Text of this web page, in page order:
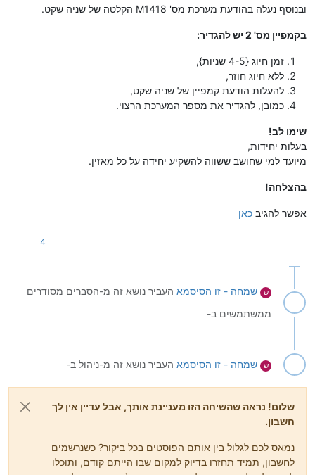
ובנוסף נעלה בהודעת מערכת מס' M1418 הקלטה של שניה שקט.
בקמפיין מס' 2 יש להגדיר:
זמן חיוג {4-5 שניות},
ללא חיוג חוזר,
להעלות הודעת קמפיין של שניה שקט,
כמובן, להגדיר את מספר המערכת הרצוי.
שימו לב!
בעלות יחידות,
מיועד למי שחושב ששווה להשקיע יחידה על כל מאזין.
בהצלחה!
אפשר להגיב כאן
4
ש שמחה - זו הסיסמא העביר נושא זה מ-הסברים מסודרים
ממשתמשים ב-
ש שמחה - זו הסיסמא העביר נושא זה מ-ניהול ב-
שלום! נראה שהשיחה הזו מעניינת אותך, אבל עדיין אין לך
חשבון.
נמאס לכם לגלול בין אותם הפוסטים בכל ביקור? כשנרשמים
לחשבון, תמיד תחזרו בדיוק למקום שבו הייתם קודם, ותוכלו